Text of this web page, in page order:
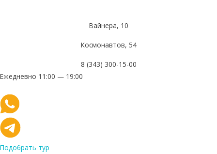
Вайнера, 10
Космонавтов, 54
8 (343) 300-15-00
Ежедневно 11:00 — 19:00
Подобрать тур